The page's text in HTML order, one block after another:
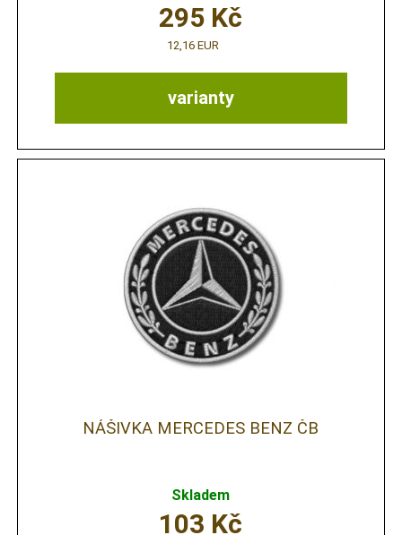
varianty
295 Kč
12,16 EUR
NÁŠIVKA MERCEDES BENZ ČB
Skladem
103 Kč